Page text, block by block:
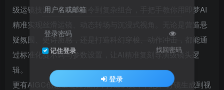
级运镜技法，从基础指令到复杂组合，手把手教你用即梦AI
精准实现丝滑运镜、动态转场与沉浸式视角。无论是营造悬
疑氛围、史诗质感，还是打造科幻穿梭、动作冲击，都能通
过标准化提示词与参数设置，让AI精准复刻导演级镜头逻
辑。
更有AIGC创意全链路指南，打通从文本构思、分镜生成到视
用户名或邮箱
登录密码
记住登录 找回密码
登录